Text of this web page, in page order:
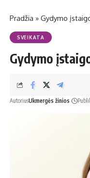
Pradžia » Gydymo
SVEIKATA
Gydymo
AutoriusUkmergės žinios